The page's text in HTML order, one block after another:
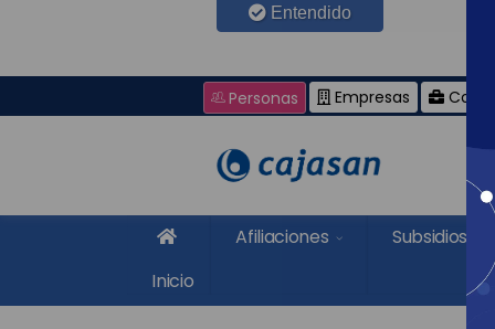
Entendido
Personas Empresas
Inicio
Afiliaciones Subsidios